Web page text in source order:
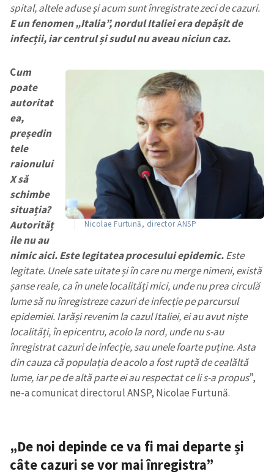
spital, altele aduse și acum sunt înregistrate zeci de cazuri.
E un fenomen „Italia”, nordul Italiei era depășit de
infecții, iar centrul și sudul nu aveau niciun caz.
Nicolae Furtună, director ANSP
Cum
poate
autoritat
ea,
președin
tele
raionului
X să
schimbe
situația?
Autorităț
ile nu au
nimic aici. Este legitatea procesului epidemic.Este
legitate. Unele sate uitate și în care nu merge nimeni, există
șanse reale, ca în unele localități mici, unde nu prea circulă
lume să nu înregistreze cazuri de infecție pe parcursul
epidemiei. Iarăși revenim la cazul Italiei, ei au avut niște
localități, în epicentru, acolo la nord, unde nu s-au
înregistrat cazuri de infecție, sau unele foarte puține. Asta
din cauza că populația de acolo a fost ruptă de cealăltă
lume, iar pe de altă parte ei au respectat ce li s-a propus”,
ne-a comunicat directorul ANSP, Nicolae Furtună.
„De noi depinde ce va fi mai departe și
câte cazuri se vor mai înregistra”